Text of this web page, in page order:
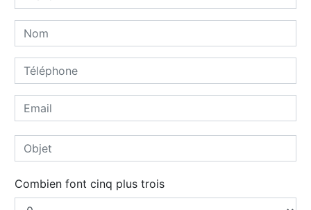
Combien font cinq plus trois